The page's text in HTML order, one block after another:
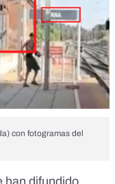
con fotogramas del
han difundido